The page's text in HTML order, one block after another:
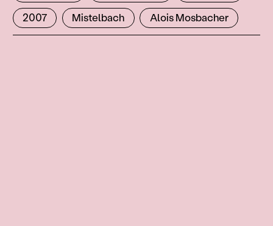
2007
Mistelbach Alois Mosbacher